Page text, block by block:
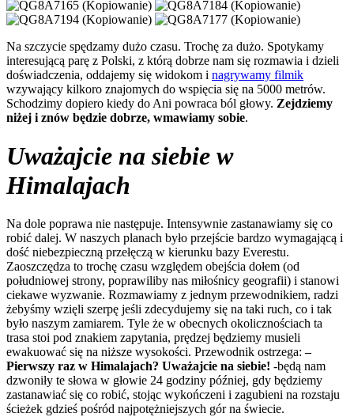
Na szczycie spędzamy dużo czasu. Trochę za dużo. Spotykamy
interesującą parę z Polski, z którą dobrze nam się rozmawia i dzieli
doświadczenia, oddajemy się widokom i nagrywamy filmik
wzywający kilkoro znajomych do wspięcia się na 5000 metrów.
Schodzimy dopiero kiedy do Ani powraca ból głowy. Zejdziemy
niżej i znów będzie dobrze, wmawiamy sobie.
Uważajcie na siebie w
Himalajach
Na dole poprawa nie następuje. Intensywnie zastanawiamy się co
robić dalej. W naszych planach było przejście bardzo wymagającą i
dość niebezpieczną przełęczą w kierunku bazy Everestu.
Zaoszczędza to trochę czasu względem obejścia dołem (od
południowej strony, poprawiliby nas miłośnicy geografii) i stanowi
ciekawe wyzwanie. Rozmawiamy z jednym przewodnikiem, radzi
żebyśmy wzięli szerpę jeśli zdecydujemy się na taki ruch, co i tak
było naszym zamiarem. Tyle że w obecnych okolicznościach ta
trasa stoi pod znakiem zapytania, prędzej będziemy musieli
ewakuować się na niższe wysokości. Przewodnik ostrzega:–
Pierwszy raz w Himalajach? Uważajcie na siebie! -będą nam
dzwoniły te słowa w głowie 24 godziny później, gdy będziemy
zastanawiać się co robić, stojąc wykończeni i zagubieni na rozstaju
ścieżek gdzieś pośród najpotężniejszych gór na świecie.